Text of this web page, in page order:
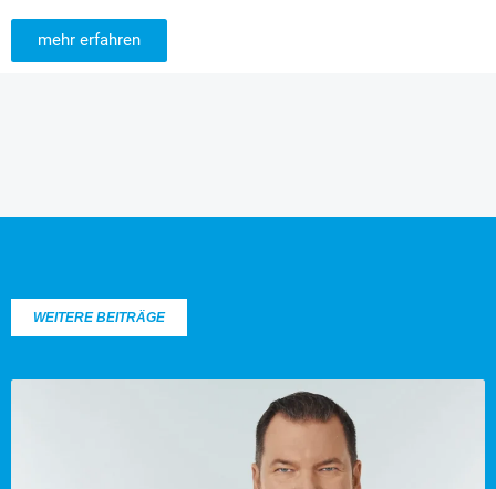
mehr erfahren
WEITERE BEITRÄGE